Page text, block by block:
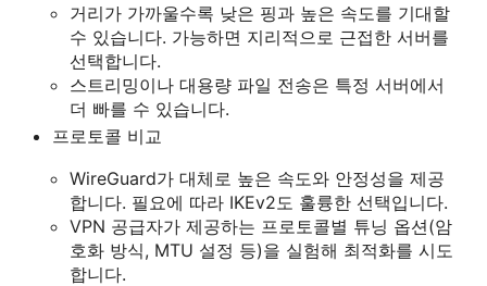
거리가 가까울수록 낮은 핑과 높은 속도를 기대할
수 있습니다. 가능하면 지리적으로 근접한 서버를
선택합니다.
스트리밍이나 대용량 파일 전송은 특정 서버에서
더 빠를 수 있습니다.
프로토콜 비교
WireGuard가 대체로 높은 속도와 안정성을 제공
합니다. 필요에 따라 IKEv2도 훌륭한 선택입니다.
VPN 공급자가 제공하는 프로토콜별 튜닝 옵션(암
호화 방식, MTU 설정 등)을 실험해 최적화를 시도
합니다.